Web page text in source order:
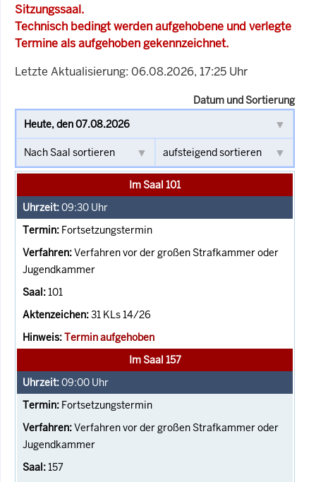
Sitzungssaal.
Technisch bedingt werden aufgehobene und verlegte
Termine als aufgehoben gekennzeichnet.
Letzte Aktualisierung: 06.08.2026, 17:25 Uhr
Datum und Sortierung
Im Saal 101
09:30 Uhr
Fortsetzungstermin
Verfahren vor der großen Strafkammer oder
Jugendkammer
101
31 KLs 14/26
Termin aufgehoben
Im Saal 157
09:00 Uhr
Fortsetzungstermin
Verfahren vor der großen Strafkammer oder
Jugendkammer
157